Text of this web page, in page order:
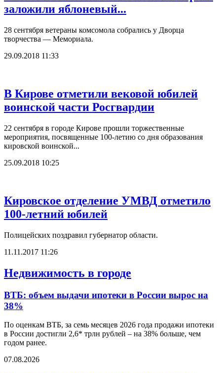
заложили яблоневый...
28 сентября ветераны комсомола собрались у Дворца
творчества — Мемориала.
29.09.2018 11:33
В Кирове отметили вековой юбилей
воинской части Росгвардии
22 сентября в городе Кирове прошли торжественные
мероприятия, посвященные 100-летию со дня образования
кировской воинской...
25.09.2018 10:25
Кировское отделение УМВД отметило
100-летний юбилей
Полицейских поздравил губернатор области.
11.11.2017 11:26
Недвижимость в городе
ВТБ: объем выдачи ипотеки в России вырос на
38%
По оценкам ВТБ, за семь месяцев 2026 года продажи ипотеки
в России достигли 2,6* трлн рублей – на 38% больше, чем
годом ранее.
07.08.2026